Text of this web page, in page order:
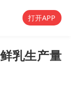
打开APP
乳生产量